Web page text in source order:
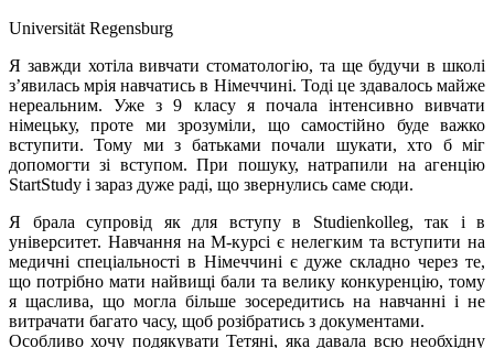
Universität Regensburg
Я завжди хотіла вивчати стоматологію, та ще будучи в школі
з’явилась мрія навчатись в Німеччині. Тоді це здавалось майже
нереальним. Уже з 9 класу я почала інтенсивно вивчати
німецьку, проте ми зрозуміли, що самостійно буде важко
вступити. Тому ми з батьками почали шукати, хто б міг
допомогти зі вступом. При пошуку, натрапили на агенцію
StartStudy і зараз дуже раді, що звернулись саме сюди.
Я брала супровід як для вступу в Studienkolleg, так і в
університет. Навчання на М-курсі є нелегким та вступити на
медичні спеціальності в Німеччині є дуже складно через те,
що потрібно мати найвищі бали та велику конкуренцію, тому
я щаслива, що могла більше зосередитись на навчанні і не
витрачати багато часу, щоб розібратись з документами.
Особливо хочу подякувати Тетяні, яка давала всю необхідну